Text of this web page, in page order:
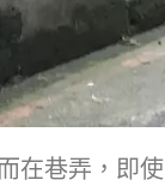
在巷弄，即使